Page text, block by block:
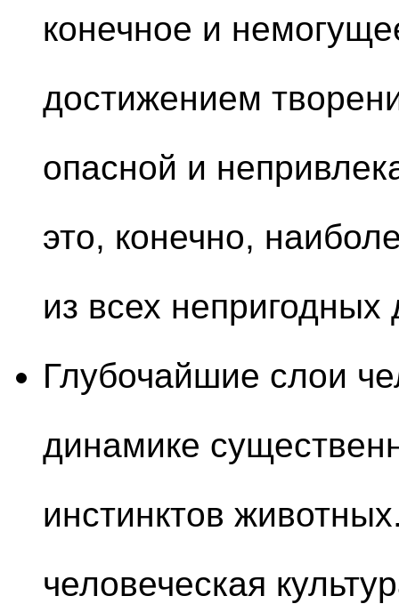
конечное и
достижением
опасной и
это, конечно,
из всех непригодных
Глубочайшие слои
динамике
инстинктов
человеческая